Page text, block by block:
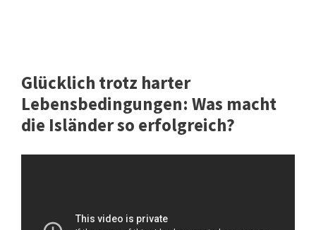
Glücklich trotz harter
Lebensbedingungen: Was macht
die Isländer so erfolgreich?